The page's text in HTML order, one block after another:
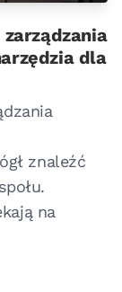
dla
znaleźć
na